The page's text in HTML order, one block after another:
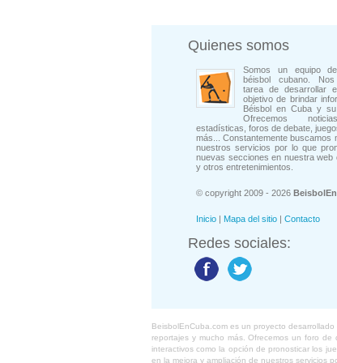
Quienes somos
Somos un equipo
béisbol cubano.
tarea de desarrollar
objetivo de brindar
Béisbol en Cuba y su
Ofrecemos
estadísticas, foros de debate,
más... Constantemente buscamos
nuestros servicios por lo que
nuevas secciones en nuestra web
y otros entretenimientos.
© copyright 2009 - 2026
Inicio | Mapa del sitio | Contacto
Redes sociales:
BeisbolEnCuba.com es un proyecto
reportajes y mucho más. Ofrecemos un foro
interactivos como la opción de pronosticar los
en la mejora y ampliación de nuestros servicios